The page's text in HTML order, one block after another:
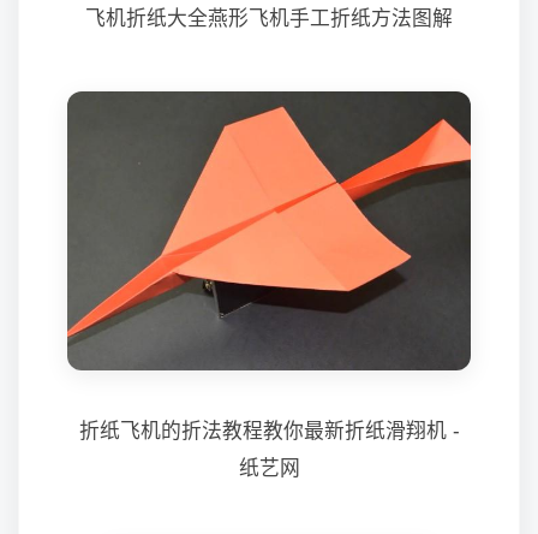
飞机折纸大全燕形飞机手工折纸方法图解
折纸飞机的折法教程教你最新折纸滑翔机 -
纸艺网